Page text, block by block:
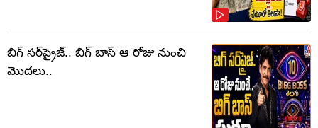
బిగ్ సర్‌ప్రైజ్‌.. బిగ్ బాస్‌ ఆ రోజు నుంచి
మొదలు..